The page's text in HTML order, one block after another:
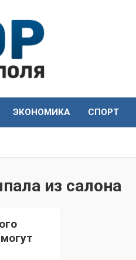
ЭКОНОМИКА СПОРТ
из салона